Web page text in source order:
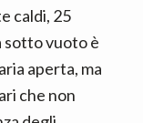
caldi, 25
sotto vuoto è
aperta, ma
che non